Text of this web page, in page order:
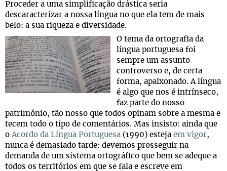
Proceder a uma simplificação drástica seria
descaracterizar a nossa língua no que ela tem de mais
belo: a sua riqueza e diversidade.
O tema da ortografia da
língua portuguesa foi
sempre um assunto
controverso e, de certa
forma, apaixonado. A língua
é algo que nos é intrínseco,
faz parte do nosso
património, tão nosso que todos opinam sobre a mesma e
tecem todo o tipo de comentários. Mas insisto: ainda que
oAcordo da Língua Portuguesa (1990) esteja em vigor,
nunca é demasiado tarde: devemos prosseguir na
demanda de um sistema ortográfico que bem se adeque a
todos os territórios em que se fala e escreve em